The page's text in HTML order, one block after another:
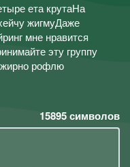
ета крутаНа
жигмуДаже
мне нравится
эту группу
жирно рофлю
15895символов